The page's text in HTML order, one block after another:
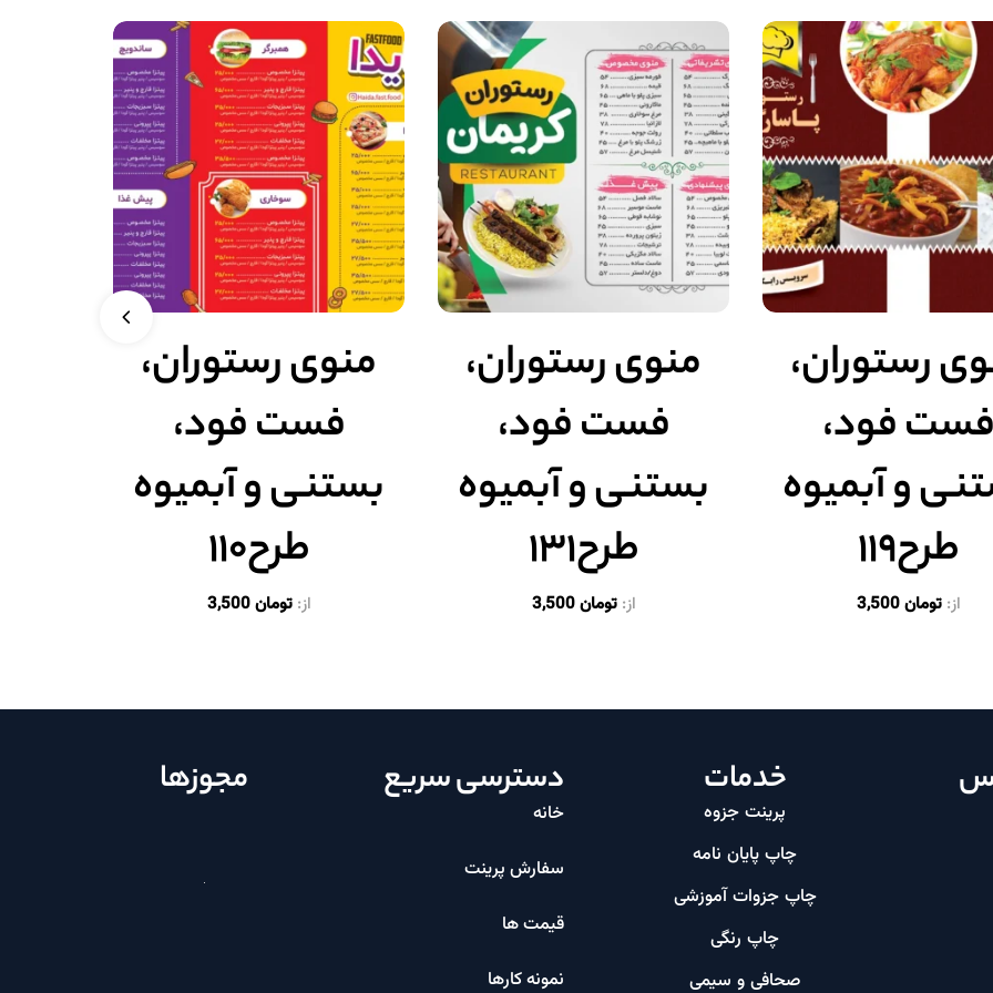
رستوران،
فست فود،
و آبمیوه
طرح۱۱۹
از:تومان3,500
منوی رستوران،
فست فود،
بستنی و آبمیوه
طرح۱۳۱
از:تومان3,500
منوی رستوران،
فست فود،
بستنی و آبمیوه
طرح۱۱۰
از:تومان3,500
خدمات
پرینت جزوه
چاپ پایان نامه
چاپ جزوات آموزشی
چاپ رنگی
صحافی و سیمی
دسترسی سریع
خانه
سفارش پرینت
قیمت ها
نمونه کارها
مجوزها